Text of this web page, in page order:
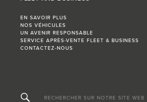
EN SAVOIR PLUS
NOS VÉHICULES
UN AVENIR RESPONSABLE
SERVICE APRÈS-VENTE FLEET & BUSINESS
CONTACTEZ-NOUS
RECHERCHER SUR NOTRE SITE WEB